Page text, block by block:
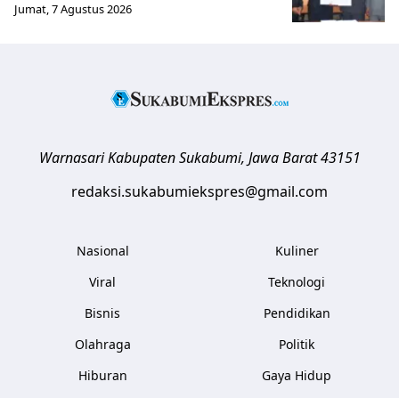
Jumat, 7 Agustus 2026
Warnasari Kabupaten Sukabumi, Jawa Barat 43151
redaksi.sukabumiekspres@gmail.com
Nasional
Viral
Bisnis
Olahraga
Hiburan
Kuliner
Teknologi
Pendidikan
Politik
Gaya Hidup